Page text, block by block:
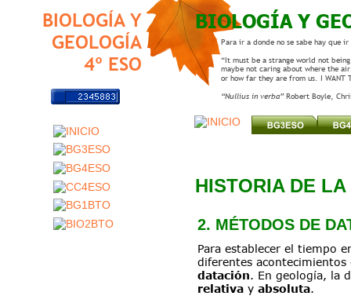
HISTORIA DE
2. MÉTODOS DE
Para establecer el tiempo
diferentes
datación. En geología, la
relativa y absoluta.
BIOLOGÍA Y
GEOLOGÍA
4º ESO
BIOLOGÍA Y
Para ir a donde no se sabe hay que
“It must be a strange world not
maybe not caring about where the
or how far they are from us. I WANT
“Nullius in verba” Robert Boyle,